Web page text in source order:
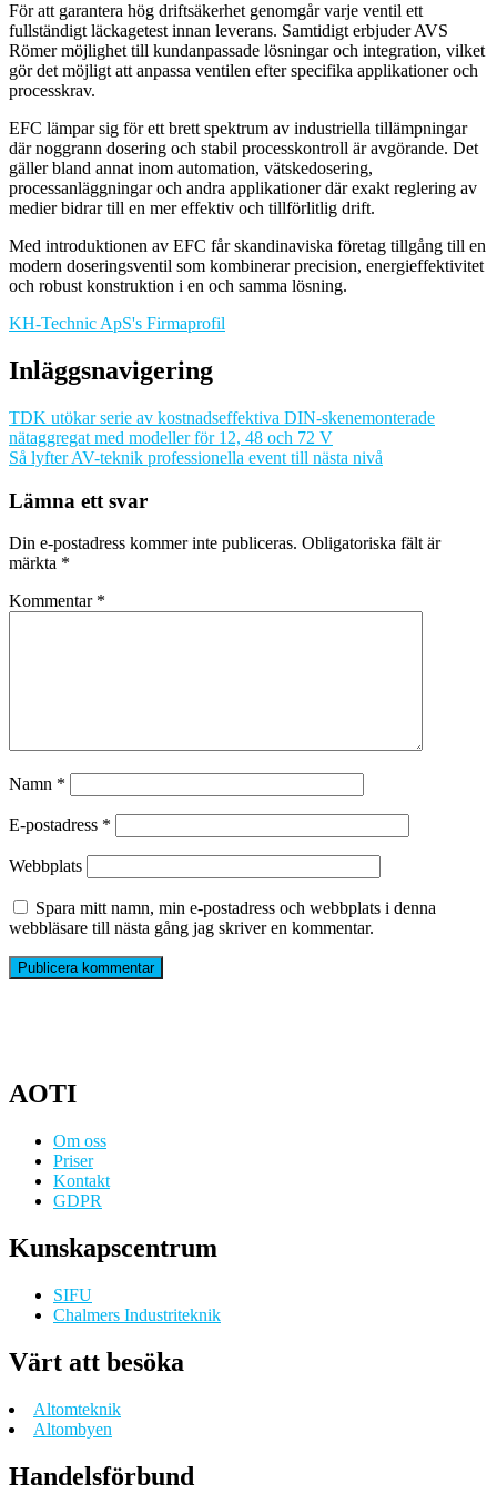
För att garantera hög driftsäkerhet genomgår varje ventil ett
fullständigt läckagetest innan leverans. Samtidigt erbjuder AVS
Römer möjlighet till kundanpassade lösningar och integration, vilket
gör det möjligt att anpassa ventilen efter specifika applikationer och
processkrav.
EFC lämpar sig för ett brett spektrum av industriella tillämpningar
där noggrann dosering och stabil processkontroll är avgörande. Det
gäller bland annat inom automation, vätskedosering,
processanläggningar och andra applikationer där exakt reglering av
medier bidrar till en mer effektiv och tillförlitlig drift.
Med introduktionen av EFC får skandinaviska företag tillgång till en
modern doseringsventil som kombinerar precision, energieffektivitet
och robust konstruktion i en och samma lösning.
KH-Technic ApS's Firmaprofil
Inläggsnavigering
TDK utökar serie av kostnadseffektiva DIN-skenemonterade
nätaggregat med modeller för 12, 48 och 72 V
Så lyfter AV-teknik professionella event till nästa nivå
Lämna ett svar
Din e-postadress kommer inte publiceras. Obligatoriska fält är
märkta *
Kommentar *
Namn *
E-postadress *
Webbplats
Spara mitt namn, min e-postadress och webbplats i denna
webbläsare till nästa gång jag skriver en kommentar.
AOTI
Om oss
Priser
Kontakt
GDPR
Kunskapscentrum
SIFU
Chalmers Industriteknik
Värt att besöka
Altomteknik
Altombyen
Handelsförbund